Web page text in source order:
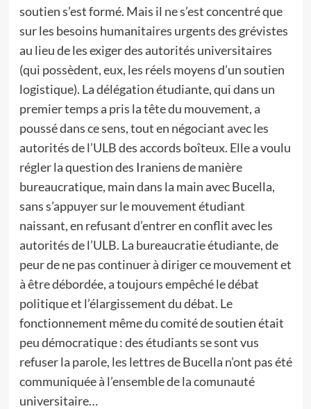
soutien s’est formé. Mais il ne s’est concentré que
sur les besoins humanitaires urgents des grévistes
au lieu de les exiger des autorités universitaires
(qui possèdent, eux, les réels moyens d’un soutien
logistique). La délégation étudiante, qui dans un
premier temps a pris la tête du mouvement, a
poussé dans ce sens, tout en négociant avec les
autorités de l’ULB des accords boîteux. Elle a voulu
régler la question des Iraniens de manière
bureaucratique, main dans la main avec Bucella,
sans s’appuyer sur le mouvement étudiant
naissant, en refusant d’entrer en conflit avec les
autorités de l’ULB. La bureaucratie étudiante, de
peur de ne pas continuer à diriger ce mouvement et
à être débordée, a toujours empêché le débat
politique et l’élargissement du débat. Le
fonctionnement même du comité de soutien était
peu démocratique : des étudiants se sont vus
refuser la parole, les lettres de Bucella n’ont pas été
communiquée à l’ensemble de la comunauté
universitaire…